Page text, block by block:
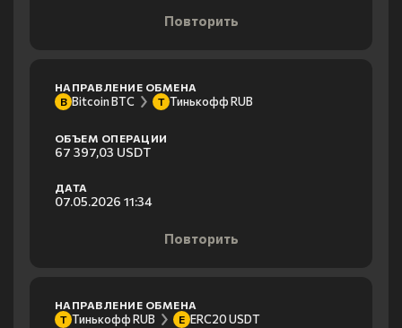
Повторить
НАПРАВЛЕНИЕ ОБМЕНА
B Bitcoin BTC Т Тинькофф RUB
ОБЪЕМ ОПЕРАЦИИ
67 397,03 USDT
ДАТА
07.05.2026 11:34
Повторить
НАПРАВЛЕНИЕ ОБМЕНА
Т Тинькофф RUB E ERC20 USDT